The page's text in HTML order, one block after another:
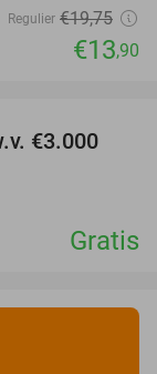
Regulier €19,75
€13,90
€3.000
Gratis